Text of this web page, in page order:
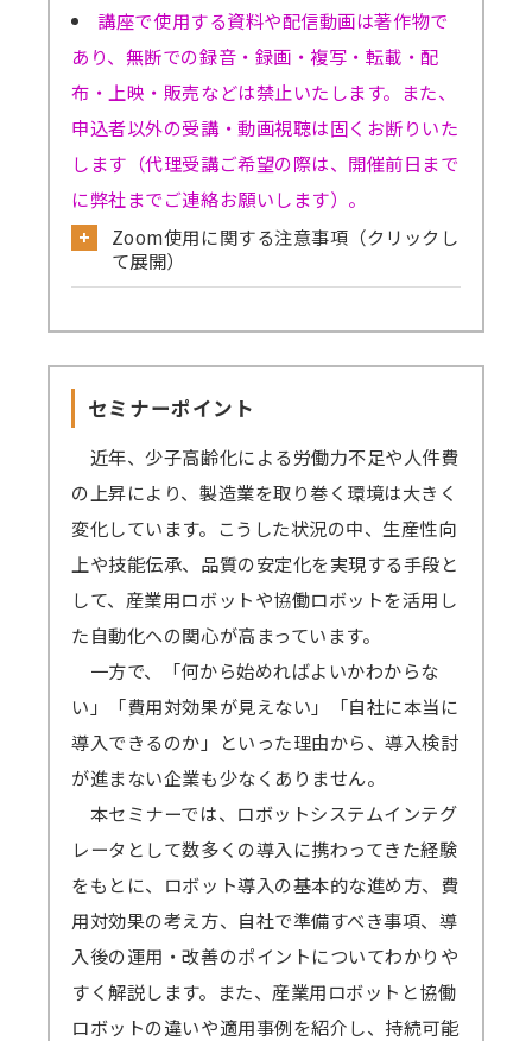
講座で使用する資料や配信動画は著作物で
あり、無断での録音・録画・複写・転載・配
布・上映・販売などは禁止いたします。また、
申込者以外の受講・動画視聴は固くお断りいた
します（代理受講ご希望の際は、開催前日まで
に弊社までご連絡お願いします）。
Zoom使用に関する注意事項（クリックし
て展開）
ングをお試しください。
→Skype／Teams／LINEなど別のミーティン
グアプリが起動していると、Zoomで音声が聞
こえない、カメラ・マイクが使えないなどの事
象が起きる可能性がございます。お手数です
が、これらのアプリは閉じた状態にてZoomに
ご参加ください。
→ 音声が聞こえない場合の対処例
Zoomアプリのインストール、Zoomへの
サインアップをせずブラウザからの参加も可能
です。
参加方法はこちら
→一部のブラウザは音声が聞こえないなどの不
具合が起きる可能性があります。
対応ブラウザ
をご確認の上、必ず事前の
テ
ストミーティング
をお願いします。
（iOSやAndroidOS ご利用の場合は、アプリ
インストールが必須となります）
セミナーポイント
近年、少子高齢化による労働力不足や人件費
の上昇により、製造業を取り巻く環境は大きく
変化しています。こうした状況の中、生産性向
上や技能伝承、品質の安定化を実現する手段と
して、産業用ロボットや協働ロボットを活用し
た自動化への関心が高まっています。
一方で、「何から始めればよいかわからな
い」「費用対効果が見えない」「自社に本当に
導入できるのか」といった理由から、導入検討
が進まない企業も少なくありません。
本セミナーでは、ロボットシステムインテグ
レータとして数多くの導入に携わってきた経験
をもとに、ロボット導入の基本的な進め方、費
用対効果の考え方、自社で準備すべき事項、導
入後の運用・改善のポイントについてわかりや
すく解説します。また、産業用ロボットと協働
ロボットの違いや適用事例を紹介し、持続可能